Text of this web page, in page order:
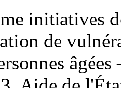
initiatives
de